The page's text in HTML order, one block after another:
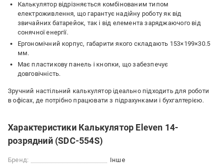
Калькулятор відрізняється комбінованим типом
електроживлення, що гарантує надійну роботу як від
звичайних батарейок, так і від елемента заряджаючого від
сонячної енергії.
Ергономічний корпус, габарити якого складають 153×199×30.5
мм.
Має пластикову панель і кнопки, що забезпечує
довговічність.
Зручний настільний калькулятор ідеально підходить для роботи
в офісах, де потрібно працювати з підрахунками і бухгалтерією.
Характеристики Калькулятор Eleven 14-
розрядний (SDC-554S)
Бренд: Інше